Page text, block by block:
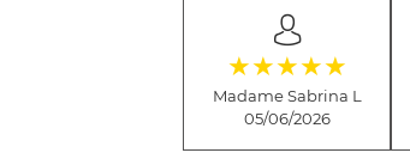
(*)
★ (*)
★ (*)
★ (*)
★ (*)
★
Madame Sabrina L
05/06/2026